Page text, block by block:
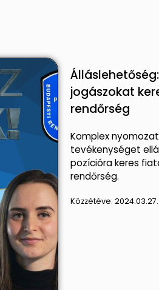
jogászokat
rendőrség
Komplex
tevékenységet
pozícióra keres
rendőrség.
Közzétéve:2024.03.27.